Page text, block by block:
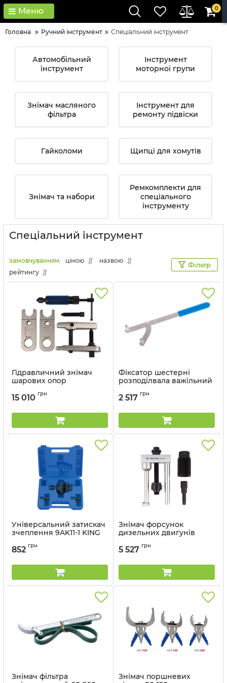
Меню 0
Головна Ручний інструмент Спеціальний інструмент
Автомобільний
інструмент
Інструмент
моторної групи
Знімач масляного
фільтра
Інструмент для
ремонту підвіски
Гайколоми Щипці для хомутів
Знімач та набори
Ремкомплекти для
спеціального
інструменту
Спеціальний інструмент
замовчуванням ціною
назвою
рейтингу
Фільтр
Гідравличний знімач
шарових опор
Артикул: 9HBE083
15 010 грн
Фіксатор шестерні
розподілвала важільний
2 517 грн
Універсальний затискач
зчеплення 9AK11-1 KING
кейсі
852 грн
Знімач форсунок
дизельних двигунів
5 527 грн
Знімач фільтра
Знімач поршневих